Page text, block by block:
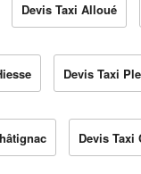
Devis Taxi Alloué
Devis Taxi
Devis Taxi